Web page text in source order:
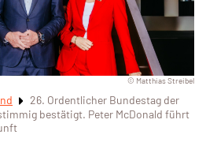
© Matthias Streibel
26. Ordentlicher Bundestag der
bestätigt. Peter McDonald führt